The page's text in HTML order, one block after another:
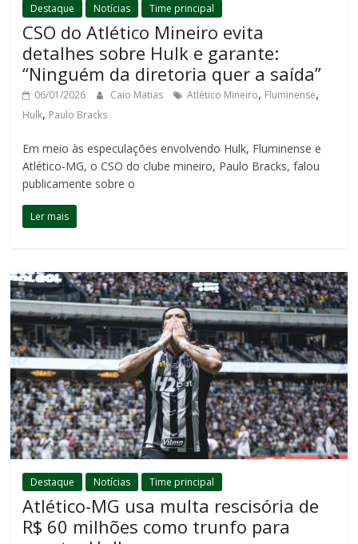
Destaque Notícias Time principal
CSO do Atlético Mineiro evita
detalhes sobre Hulk e garante:
“Ninguém da diretoria quer a saída”
06/01/2026 Caio Matias Atlético Mineiro, Fluminense,
Hulk, Paulo Bracks
Em meio às especulações envolvendo Hulk, Fluminense e
Atlético-MG, o CSO do clube mineiro, Paulo Bracks, falou
publicamente sobre o
Ler mais
Destaque Notícias Time principal
Atlético-MG usa multa rescisória de
R$ 60 milhões como trunfo para